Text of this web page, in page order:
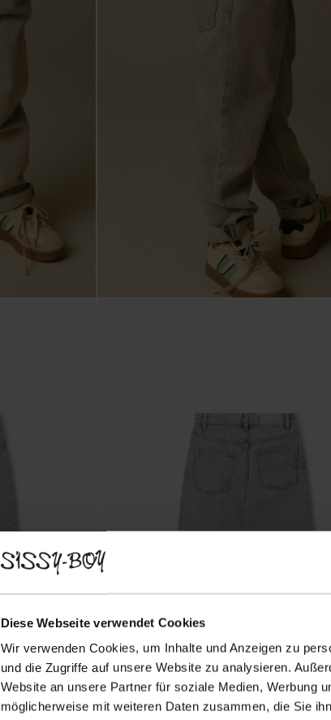
Diese Webseite verwendet Cookies
Wir verwenden Cookies, um Inhalte und Anzeigen zu
und die Zugriffe auf unsere Website zu analysieren.
Website an unsere Partner für soziale Medien, Werbung
möglicherweise mit weiteren Daten zusammen, die Sie